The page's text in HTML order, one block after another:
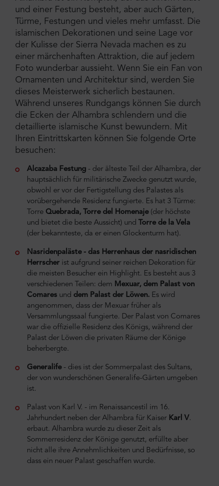
und einer Festung besteht, aber auch Gärten,
Türme, Festungen und vieles mehr umfasst. Die
islamischen Dekorationen und seine Lage vor
der Kulisse der Sierra Nevada machen es zu
einer märchenhaften Attraktion, die auf jedem
Foto wunderbar aussieht. Wenn Sie ein Fan von
Ornamenten und Architektur sind, werden Sie
dieses Meisterwerk sicherlich bestaunen.
Während unseres Rundgangs können Sie durch
die Ecken der Alhambra schlendern und die
detaillierte islamische Kunst bewundern. Mit
Ihren Eintrittskarten können Sie folgende Orte
besuchen:
Alcazaba Festung - der älteste Teil der Alhambra, der
hauptsächlich für militärische Zwecke genutzt wurde,
obwohl er vor der Fertigstellung des Palastes als
vorübergehende Residenz fungierte. Es hat 3 Türme:
Torre Quebrada, Torre del Homenaje(der höchste
und bietet die beste Aussicht) und Torre de la Vela
(der bekannteste, da er einen Glockenturm hat).
Nasridenpaläste - das Herrenhaus der nasridischen
Herrscher ist aufgrund seiner reichen Dekoration für
die meisten Besucher ein Highlight. Es besteht aus 3
verschiedenen Teilen: dem Mexuar, dem Palast von
Comares und dem Palast der Löwen. Es wird
angenommen, dass der Mexuar früher als
Versammlungssaal fungierte. Der Palast von Comares
war die offizielle Residenz des Königs, während der
Palast der Löwen die privaten Räume der Könige
beherbergte.
Generalife - dies ist der Sommerpalast des Sultans,
der von wunderschönen Generalife-Gärten umgeben
ist.
Palast von Karl V. - im Renaissancestil im 16.
Jahrhundert neben der Alhambra für Kaiser Karl V.
erbaut. Alhambra wurde zu dieser Zeit als
Sommerresidenz der Könige genutzt, erfüllte aber
nicht alle ihre Annehmlichkeiten und Bedürfnisse, so
dass ein neuer Palast geschaffen wurde.